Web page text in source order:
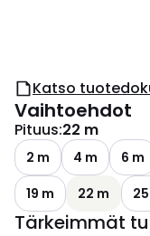
Katso
Vaihtoehdot
Pituus:22 m
2 m 4 m 6 m
19 m
22 m
Tärkeimmät